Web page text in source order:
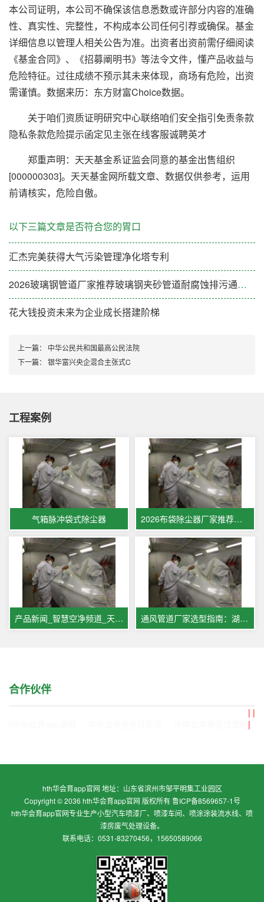
本公司证明，本公司不确保该信息悉数或许部分内容的准确
性、真实性、完整性，不构成本公司任何引荐或确保。基金
详细信息以管理人相关公告为准。出资者出资前需仔细阅读
《基金合同》、《招募阐明书》等法令文件，懂产品收益与
危险特征。过往成绩不预示其未来体现，商场有危险，出资
需谨慎。数据来历：东方财富Choice数据。
关于咱们资质证明研究中心联络咱们安全指引免责条款
隐私条款危险提示函定见主张在线客服诚聘英才
郑重声明：天天基金系证监会同意的基金出售组织
[000000303]。天天基金网所载文章、数据仅供参考，运用
前请核实，危险自傲。
以下三篇文章是否符合您的胃口
汇杰完美获得大气污染管理净化塔专利
2026玻璃钢管道厂家推荐玻璃钢夹砂管道耐腐蚀排污通风厂家优选指南！
花大钱投资未来为企业成长搭建阶梯
上一篇：
中华公民共和国最高公民法院
下一篇：
银华富兴央企混合主张式C
工程案例
气箱脉冲袋式除尘器 2026布袋除尘器厂家推荐仓顶除尘器单机布袋脉冲设备工业粉尘锅炉厂家优选指南！
产品新闻_智慧空净频道_天极网 通风管道厂家选型指南：湖南联泰环境设备有限公司适配工业商业民用多场景通风需求
合作伙伴
| |
|
hth华会育app官网 地址： 山东省滨州市邹平明集工业园区
Copyright © 2036 hth华会育app官网 版权所有鲁ICP备8569657-1号
hth华会育app官网专业生产小型汽车喷漆厂、喷漆车间、喷涂涂装流水线、喷
漆房废气处理设备。
联系电话： 0531-83270456， 15650589066